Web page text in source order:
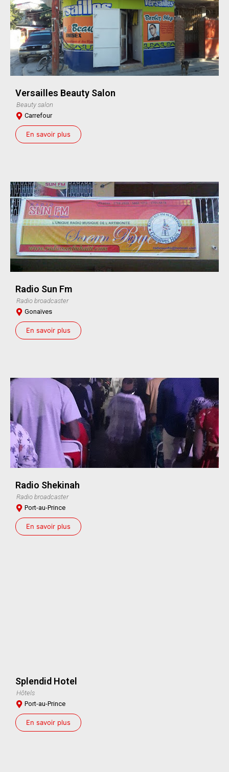
Versailles Beauty Salon
Beauty salon
Carrefour
En savoir plus
Radio Sun Fm
Radio broadcaster
Gonaïves
En savoir plus
Radio Shekinah
Radio broadcaster
Port-au-Prince
En savoir plus
Splendid Hotel
Hôtels
Port-au-Prince
En savoir plus